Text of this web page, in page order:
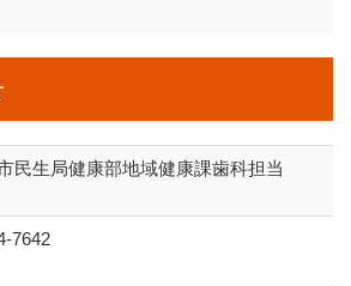
民生局健康部地域健康課歯科担当
7642